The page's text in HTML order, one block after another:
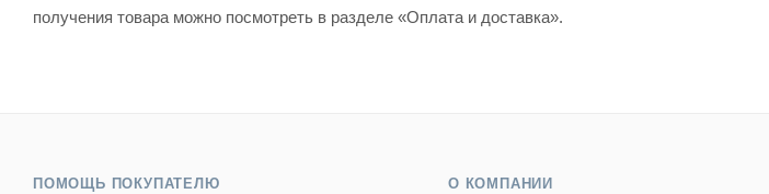
получения товара можно посмотреть в разделе «Оплата и доставка».
ПОМОЩЬ ПОКУПАТЕЛЮ О КОМПАНИИ